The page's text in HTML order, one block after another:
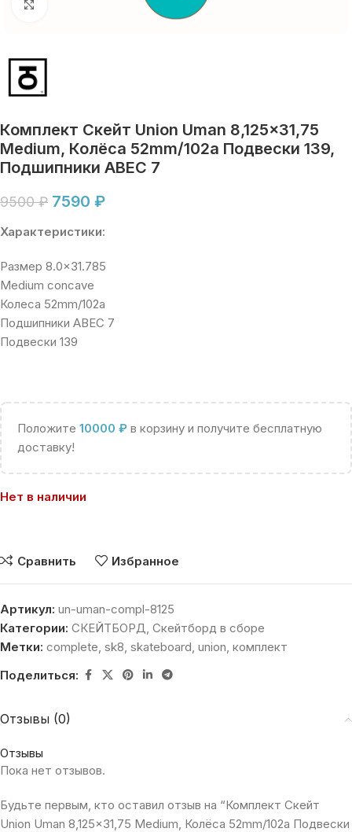
Комплект Скейт Union Uman 8,125×31,75
Medium, Колёса 52mm/102a Подвески 139,
Подшипники ABEC 7
9500₽ 7590 ₽
Характеристики:
Размер 8.0×31.785
Medium concave
Колеса 52mm/102a
Подшипники ABEC 7
Подвески 139
Положите 10000 ₽ в корзину и получите бесплатную
доставку!
Нет в наличии
Сравнить Избранное
Артикул: un-uman-compl-8125
Категории: СКЕЙТБОРД, Скейтборд в сборе
Метки: complete, sk8, skateboard, union, комплект
Поделиться:
Отзывы (0)
Отзывы
Пока нет отзывов.
Будьте первым, кто оставил отзыв на “Комплект Скейт
Union Uman 8,125×31,75 Medium, Колёса 52mm/102a Подвески